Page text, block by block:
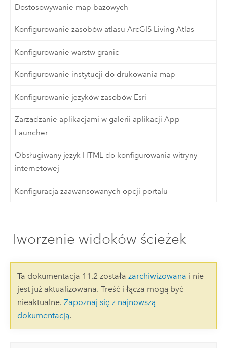
Dostosowywanie map bazowych
Konfigurowanie zasobów atlasu ArcGIS Living Atlas
Konfigurowanie warstw granic
Konfigurowanie instytucji do drukowania map
Konfigurowanie języków zasobów Esri
Zarządzanie aplikacjami w galerii aplikacji App
Launcher
Obsługiwany język HTML do konfigurowania witryny
internetowej
Konfiguracja zaawansowanych opcji portalu
Tworzenie widoków ścieżek
Ta dokumentacja 11.2 została zarchiwizowana i nie
jest już aktualizowana. Treść i łącza mogą być
nieaktualne. Zapoznaj się z najnowszą
dokumentacją.